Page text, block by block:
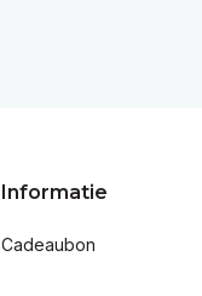
Informatie
Cadeaubon